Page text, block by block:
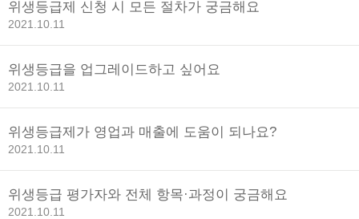
위생등급제 신청 시 모든 절차가 궁금해요
2021.10.11
위생등급을 업그레이드하고 싶어요
2021.10.11
위생등급제가 영업과 매출에 도움이 되나요?
2021.10.11
위생등급 평가자와 전체 항목·과정이 궁금해요
2021.10.11